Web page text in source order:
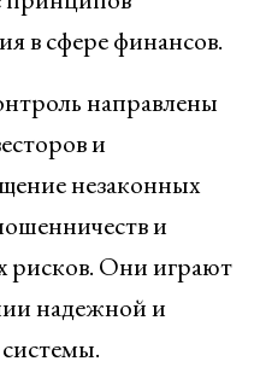
в сфере финансов.
направлены
и
незаконных
и
рисков. Они играют
надежной и